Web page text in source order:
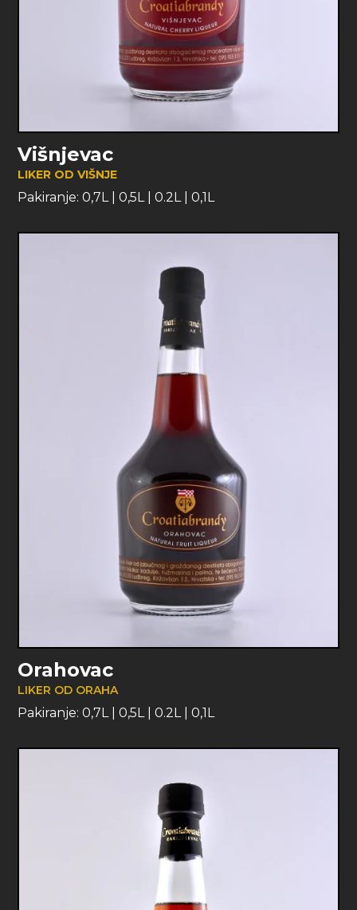
Višnjevac
LIKER OD VIŠNJE
Pakiranje:0,7L|0,5L|0.2L|0,1L
Orahovac
LIKER OD ORAHA
Pakiranje:0,7L|0,5L|0.2L|0,1L